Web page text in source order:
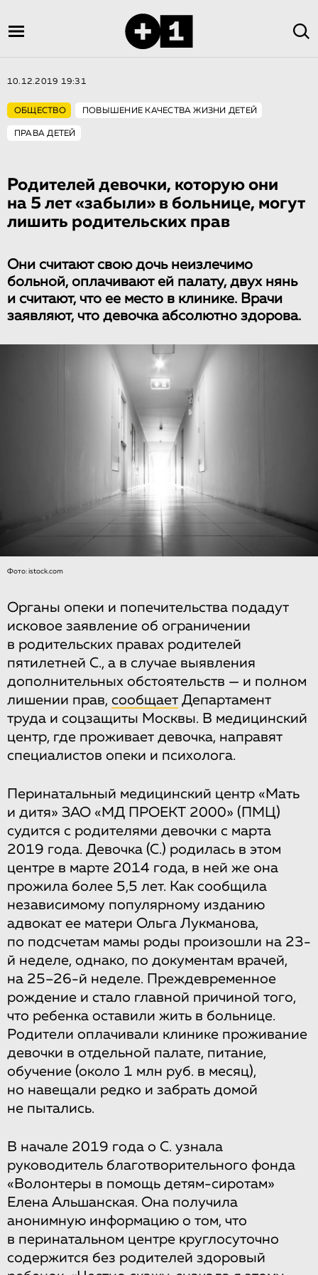
10.12.2019 19:31
ОБЩЕСТВО ПОВЫШЕНИЕ КАЧЕСТВА ЖИЗНИ ДЕТЕЙ
ПРАВА ДЕТЕЙ
Родителей девочки, которую они
на 5 лет «забыли» в больнице, могут
лишить родительских прав
Они считают свою дочь неизлечимо
больной, оплачивают ей палату, двух нянь
и считают, что ее место в клинике. Врачи
заявляют, что девочка абсолютно здорова.
Фото: istock.com
Органы опеки и попечительства подадут
исковое заявление об ограничении
в родительских правах родителей
пятилетней С., а в случае выявления
дополнительных обстоятельств — и полном
лишении прав, сообщает Департамент
труда и соцзащиты Москвы. В медицинский
центр, где проживает девочка, направят
специалистов опеки и психолога.
Перинатальный медицинский центр «Мать
и дитя» ЗАО «МД ПРОЕКТ 2000» (ПМЦ)
судится с родителями девочки с марта
2019 года. Девочка (С.) родилась в этом
центре в марте 2014 года, в ней же она
прожила более 5,5 лет. Как сообщила
независимому популярному изданию
адвокат ее матери Ольга Лукманова,
по подсчетам мамы роды произошли на 23-
й неделе, однако, по документам врачей,
на 25–26-й неделе. Преждевременное
рождение и стало главной причиной того,
что ребенка оставили жить в больнице.
Родители оплачивали клинике проживание
девочки в отдельной палате, питание,
обучение (около 1 млн руб. в месяц),
но навещали редко и забрать домой
не пытались.
В начале 2019 года о С. узнала
руководитель благотворительного фонда
«Волонтеры в помощь детям-сиротам»
Елена Альшанская. Она получила
анонимную информацию о том, что
в перинатальном центре круглосуточно
содержится без родителей здоровый